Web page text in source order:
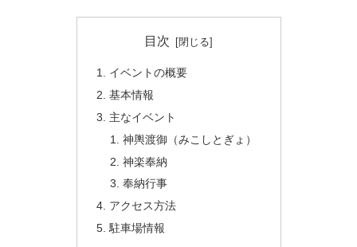
目次
イベントの概要
基本情報
主なイベント
神輿渡御（みこしとぎょ）
神楽奉納
奉納行事
アクセス方法
駐車場情報